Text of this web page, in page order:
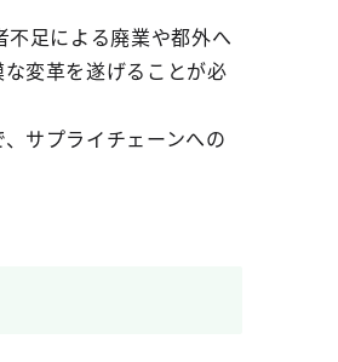
足による廃業や都外へ
変革を遂げることが必
サプライチェーンへの